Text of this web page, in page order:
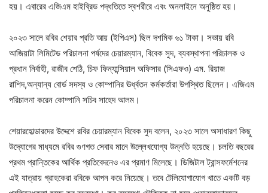
হয়। এবারের এজিএম হাইব্রিড পদ্ধতিতে স্বশরীরে এবং অনলাইনে অনুষ্ঠিত হয়।
২০২৩ সালে রবির শেয়ার প্রতি আয় (ইপিএস) ছিল দশমিক ৬১ টাকা। সভায় রবি
আজিয়াটা লিমিটেড পরিচালনা পর্ষদের চেয়ারম্যান, বিবেক সুদ, ব্যবস্থাপনা পরিচালক ও
প্রধান নির্বাহী, রাজীব শেঠি, চিফ ফিন্যান্সিয়াল অফিসার (সিএফও) এম. রিয়াজ
রাশিদ,অন্যান্য বোর্ড সদস্য ও কোম্পানির ঊর্ধ্বতন কর্মকর্তারা উপস্থিত ছিলেন। এজিএম
পরিচালনা করেন কোম্পানি সচিব সাহেদ আলম।
শেয়ারহোল্ডারদের উদ্দেশে রবির চেয়ারম্যান বিবেক সুদ বলেন, ২০২৩ সালে অসাধারণ কিছু
উদ্যোগের মাধ্যমে রবির গুণগত সেবার মানে উল্লেখযোগ্য উন্নতি হয়েছে। চলতি বছরের
প্রথম প্রান্তিকের আর্থিক প্রতিবেদনেও এর প্রমাণ মিলেছে। ডিজিটাল ট্রান্সফর্মেশনের
এই যাত্রায় গ্রাহকেরা রবিকে আপন করে নিয়েছে। তবে টেলিযোগাযোগ খাতে একটি বড়